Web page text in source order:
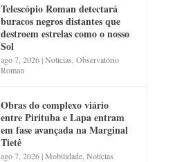
Telescópio Roman detectará
buracos negros distantes que
destroem estrelas como o nosso
Sol
ago 7, 2026|Notícias ,Observatório
Roman
Obras do complexo viário
entre Pirituba e Lapa entram
em fase avançada na Marginal
Tietê
ago 7, 2026|Mobilidade ,Notícias